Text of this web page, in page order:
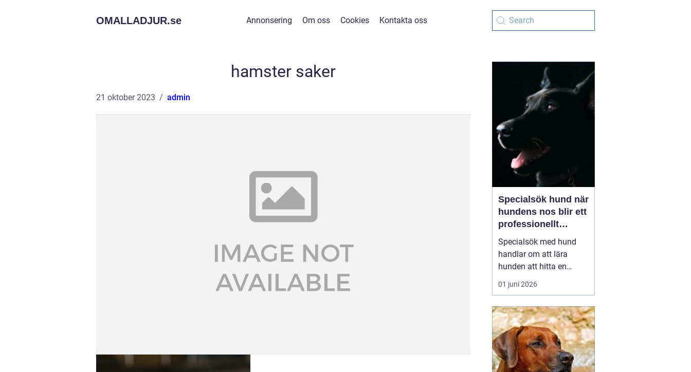
OMALLADJUR.se Annonsering Om oss Cookies Kontakta oss
hamster saker
21 oktober 2023 admin
Specialsök hund när
hundens nos blir ett
professionellt
verktyg
Specialsök med hund
handlar om att lära
hunden att hitta en
specifik doft, till exempel
narkotika, vägglöss,
ämnen som människor
har svårt att upptäcka
själva. Genom
strukturerad träning kan
både arbets- och
01 juni 2026